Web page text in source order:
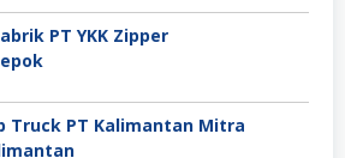
PT YKK Zipper
Truck PT Kalimantan Mitra